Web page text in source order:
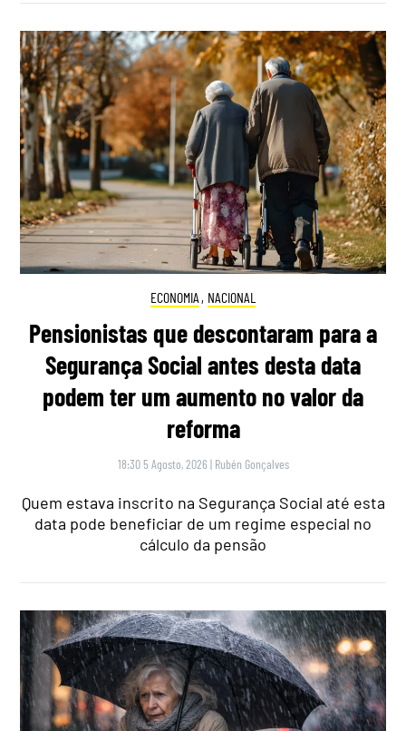
ECONOMIA , NACIONAL
Pensionistas que descontaram para a
Segurança Social antes desta data
podem ter um aumento no valor da
reforma
18:30 5 Agosto, 2026 | Rubén Gonçalves
Quem estava inscrito na Segurança Social até esta
data pode beneficiar de um regime especial no
cálculo da pensão